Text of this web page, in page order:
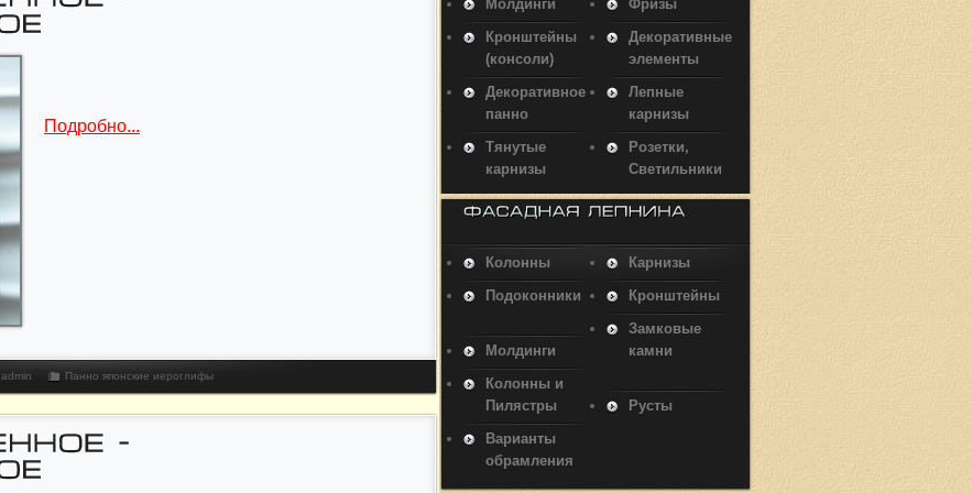
Подробно...
admin Панно японские иероглифы
Молдинги
Фризы
Кронштейны
(консоли)
Декоративные
элементы
Декоративное
панно
Лепные
карнизы
Тянутые
карнизы
Розетки,
Светильники
Колонны
Карнизы
Подоконники
Кронштейны
Молдинги
Замковые
камни
Колонны и
Пилястры
Русты
Варианты
обрамления